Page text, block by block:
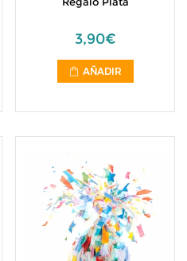
3,90€
AÑADIR